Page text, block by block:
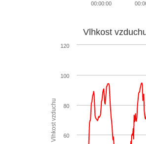
00:00:00
Vlhkost vzduchu
Vlhkost
60
80
100
120